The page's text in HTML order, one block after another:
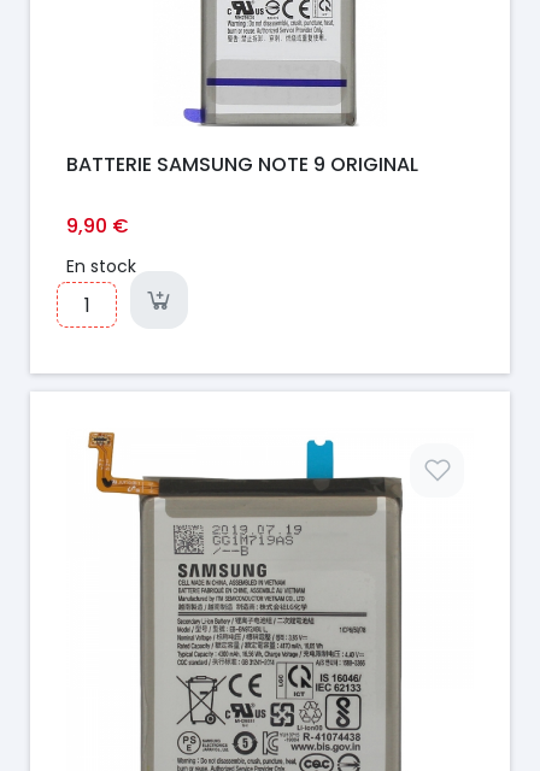
BATTERIE SAMSUNG NOTE 9 ORIGINAL
9,90 €
En stock
Prix